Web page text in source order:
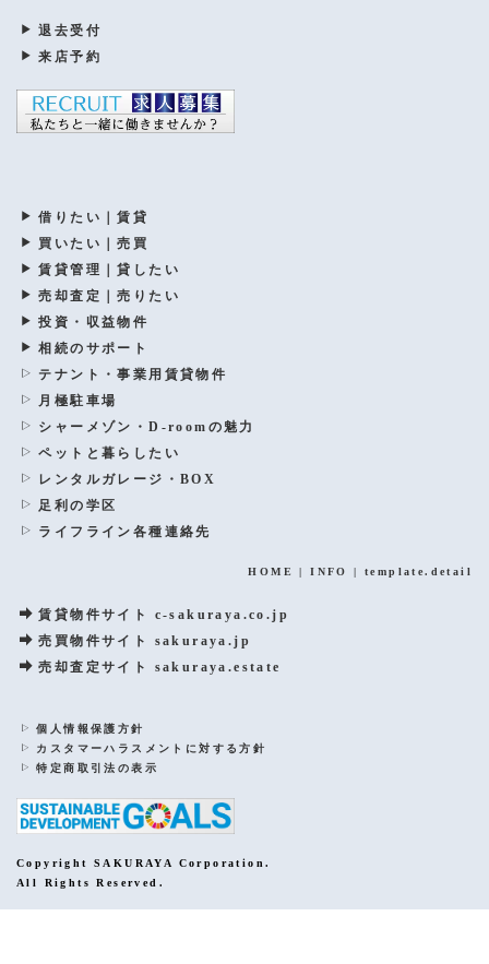
退去受付
来店予約
借りたい｜賃貸
買いたい｜売買
賃貸管理｜貸したい
売却査定｜売りたい
投資・収益物件
相続のサポート
テナント・事業用賃貸物件
月極駐車場
シャーメゾン・D-roomの魅力
ペットと暮らしたい
レンタルガレージ・BOX
足利の学区
ライフライン各種連絡先
HOME |INFO | template.detail
賃貸物件サイト c-sakuraya.co.jp
売買物件サイト sakuraya.jp
売却査定サイト sakuraya.estate
個人情報保護方針
カスタマーハラスメントに対する方針
特定商取引法の表示
Copyright SAKURAYA Corporation.
All Rights Reserved.